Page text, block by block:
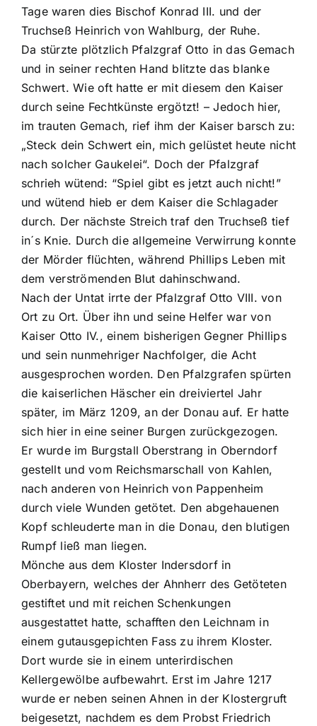
Tage waren dies Bischof Konrad III. und der
Truchseß Heinrich von Wahlburg, der Ruhe.
Da stürzte plötzlich Pfalzgraf Otto in das Gemach
und in seiner rechten Hand blitzte das blanke
Schwert. Wie oft hatte er mit diesem den Kaiser
durch seine Fechtkünste ergötzt! – Jedoch hier,
im trauten Gemach, rief ihm der Kaiser barsch zu:
„Steck dein Schwert ein, mich gelüstet heute nicht
nach solcher Gaukelei“. Doch der Pfalzgraf
schrieh wütend: “Spiel gibt es jetzt auch nicht!”
und wütend hieb er dem Kaiser die Schlagader
durch. Der nächste Streich traf den Truchseß tief
in´s Knie. Durch die allgemeine Verwirrung konnte
der Mörder flüchten, während Phillips Leben mit
dem verströmenden Blut dahinschwand.
Nach der Untat irrte der Pfalzgraf Otto VIII. von
Ort zu Ort. Über ihn und seine Helfer war von
Kaiser Otto IV., einem bisherigen Gegner Phillips
und sein nunmehriger Nachfolger, die Acht
ausgesprochen worden. Den Pfalzgrafen spürten
die kaiserlichen Häscher ein dreiviertel Jahr
später, im März 1209, an der Donau auf. Er hatte
sich hier in eine seiner Burgen zurückgezogen.
Er wurde im Burgstall Oberstrang in Oberndorf
gestellt und vom Reichsmarschall von Kahlen,
nach anderen von Heinrich von Pappenheim
durch viele Wunden getötet. Den abgehauenen
Kopf schleuderte man in die Donau, den blutigen
Rumpf ließ man liegen.
Mönche aus dem Kloster Indersdorf in
Oberbayern, welches der Ahnherr des Getöteten
gestiftet und mit reichen Schenkungen
ausgestattet hatte, schafften den Leichnam in
einem gutausgepichten Fass zu ihrem Kloster.
Dort wurde sie in einem unterirdischen
Kellergewölbe aufbewahrt. Erst im Jahre 1217
wurde er neben seinen Ahnen in der Klostergruft
beigesetzt, nachdem es dem Probst Friedrich